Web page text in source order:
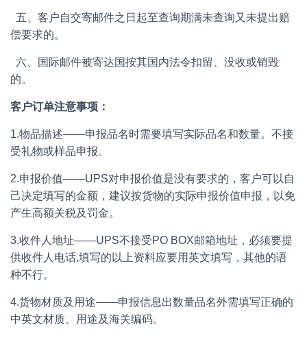
五、客户自交寄邮件之日起至查询期满未查询又未提出赔
偿要求的。
六、国际邮件被寄达国按其国内法令扣留、没收或销毁
的。
客户订单注意事项：
1.物品描述——申报品名时需要填写实际品名和数量。不接
受礼物或样品申报。
2.申报价值——UPS对申报价值是没有要求的，客户可以自
己决定填写的金额，建议按货物的实际申报价值申报，以免
产生高额关税及罚金。
3.收件人地址——UPS不接受PO BOX邮箱地址，必须要提
供收件人电话,填写的以上资料应要用英文填写，其他的语
种不行。
4.货物材质及用途——申报信息出数量品名外需填写正确的
中英文材质、用途及海关编码。